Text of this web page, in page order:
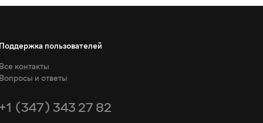
Поддержка пользователей
Все контакты
Вопросы и ответы
+1 (347) 343 27 82